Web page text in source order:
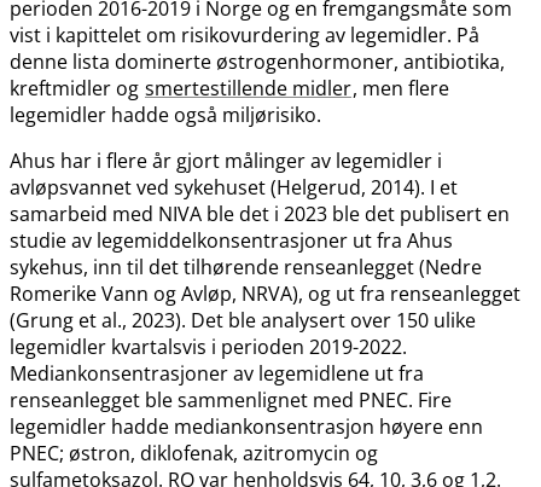
perioden 2016-2019 i Norge og en fremgangsmåte som
vist i kapittelet om risikovurdering av legemidler. På
denne lista dominerte østrogenhormoner, antibiotika,
kreftmidler og smertestillende midler, men flere
legemidler hadde også miljørisiko.
Ahus har i flere år gjort målinger av legemidler i
avløpsvannet ved sykehuset (Helgerud, 2014). I et
samarbeid med NIVA ble det i 2023 ble det publisert en
studie av legemiddelkonsentrasjoner ut fra Ahus
sykehus, inn til det tilhørende renseanlegget (Nedre
Romerike Vann og Avløp, NRVA), og ut fra renseanlegget
(Grung et al., 2023). Det ble analysert over 150 ulike
legemidler kvartalsvis i perioden 2019-2022.
Mediankonsentrasjoner av legemidlene ut fra
renseanlegget ble sammenlignet med PNEC. Fire
legemidler hadde mediankonsentrasjon høyere enn
PNEC; østron, diklofenak, azitromycin og
sulfametoksazol. RQ var henholdsvis 64, 10, 3,6 og 1,2.